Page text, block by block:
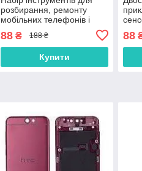
розбирання, ремонту
мобільних телефонів і
88₴ 188 ₴
Купити
88